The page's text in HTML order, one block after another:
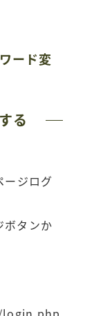
ード変
る
ージログ
タンか